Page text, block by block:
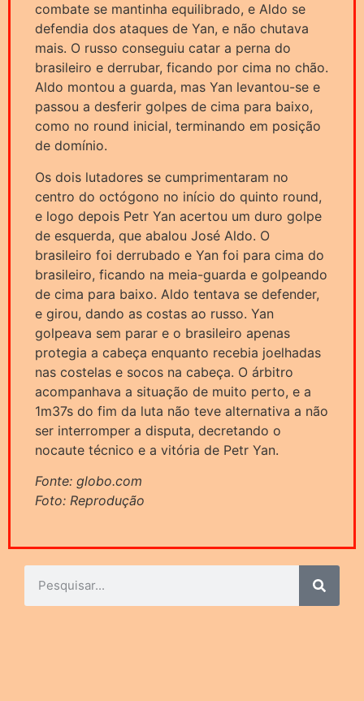
combate se mantinha equilibrado, e Aldo se
defendia dos ataques de Yan, e não chutava
mais. O russo conseguiu catar a perna do
brasileiro e derrubar, ficando por cima no chão.
Aldo montou a guarda, mas Yan levantou-se e
passou a desferir golpes de cima para baixo,
como no round inicial, terminando em posição
de domínio.
Os dois lutadores se cumprimentaram no
centro do octógono no início do quinto round,
e logo depois Petr Yan acertou um duro golpe
de esquerda, que abalou José Aldo. O
brasileiro foi derrubado e Yan foi para cima do
brasileiro, ficando na meia-guarda e golpeando
de cima para baixo. Aldo tentava se defender,
e girou, dando as costas ao russo. Yan
golpeava sem parar e o brasileiro apenas
protegia a cabeça enquanto recebia joelhadas
nas costelas e socos na cabeça. O árbitro
acompanhava a situação de muito perto, e a
1m37s do fim da luta não teve alternativa a não
ser interromper a disputa, decretando o
nocaute técnico e a vitória de Petr Yan.
Fonte: globo.com
Foto: Reprodução